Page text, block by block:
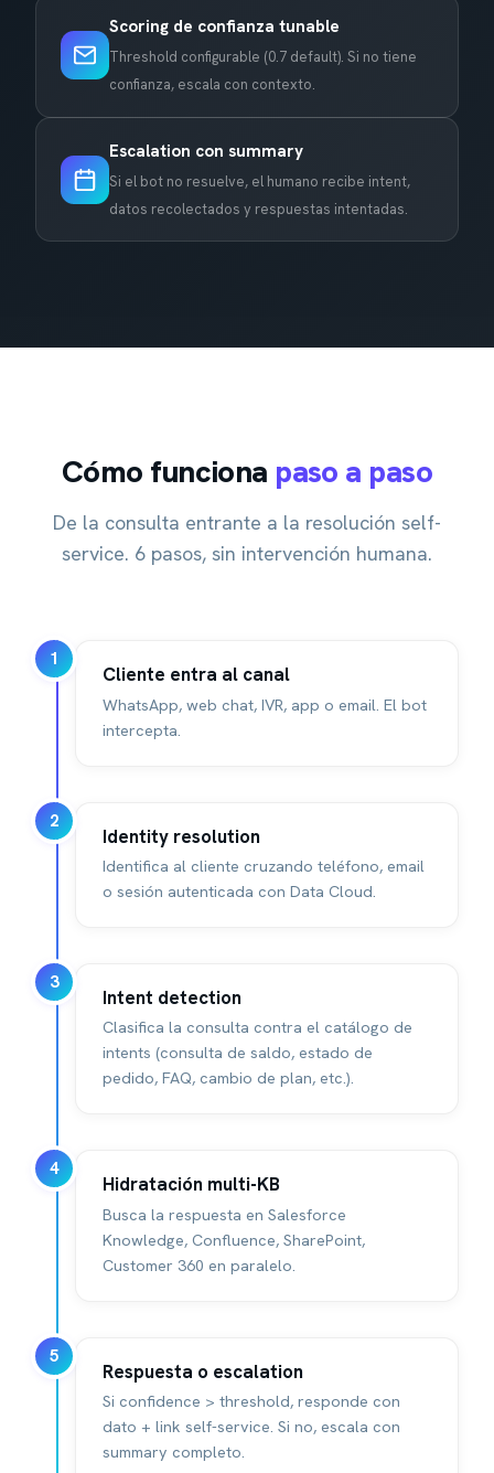
Scoring de confianza tunable
Threshold configurable (0.7 default). Si no tiene
confianza, escala con contexto.
Escalation con summary
Si el bot no resuelve, el humano recibe intent,
datos recolectados y respuestas intentadas.
Cómo funciona paso a paso
De la consulta entrante a la resolución self-
service. 6 pasos, sin intervención humana.
1
Cliente entra al canal
WhatsApp, web chat, IVR, app o email. El bot
intercepta.
2
Identity resolution
Identifica al cliente cruzando teléfono, email
o sesión autenticada con Data Cloud.
3
Intent detection
Clasifica la consulta contra el catálogo de
intents (consulta de saldo, estado de
pedido, FAQ, cambio de plan, etc.).
4
Hidratación multi-KB
Busca la respuesta en Salesforce
Knowledge, Confluence, SharePoint,
Customer 360 en paralelo.
5
Respuesta o escalation
Si confidence > threshold, responde con
dato + link self-service. Si no, escala con
summary completo.